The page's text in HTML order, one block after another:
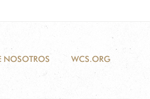
NOSOTROS WCS.ORG